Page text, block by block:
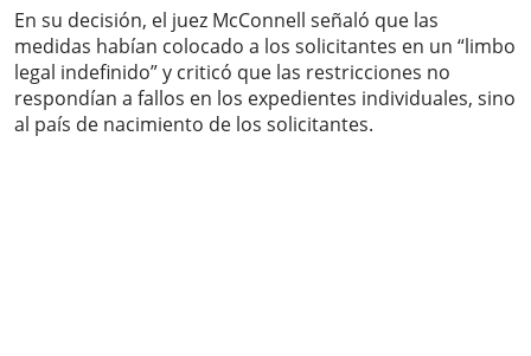
En su decisión, el juez McConnell señaló que las
medidas habían colocado a los solicitantes en un “limbo
legal indefinido” y criticó que las restricciones no
respondían a fallos en los expedientes individuales, sino
al país de nacimiento de los solicitantes.